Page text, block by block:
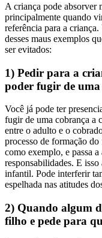
A criança pode absorver
principalmente quando
referência para a criança.
desses maus exemplos
ser evitados:
1) Pedir para a
poder fugir de uma
Você já pode ter
fugir de uma cobrança a
entre o adulto e o
processo de formação
como exemplo, e passa
responsabilidades. E
infantil. Pode interferir
espelhada nas atitudes
2) Quando algum
filho e pede para